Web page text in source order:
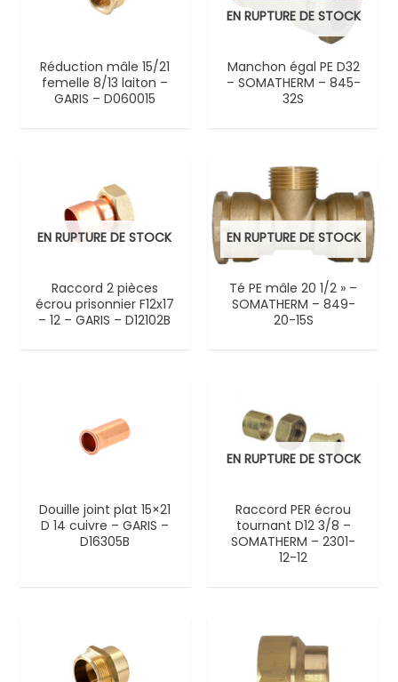
Réduction mâle 15/21
femelle 8/13 laiton –
GARIS – D060015
EN RUPTURE DE STOCK
Manchon égal PE D32
– SOMATHERM – 845-
32S
EN RUPTURE DE STOCK
Raccord 2 pièces
écrou prisonnier F12x17
– 12 – GARIS – D12102B
EN RUPTURE DE STOCK
Té PE mâle 20 1/2 » –
SOMATHERM – 849-
20-15S
Douille joint plat 15×21
D 14 cuivre – GARIS –
D16305B
EN RUPTURE DE STOCK
Raccord PER écrou
tournant D12 3/8 –
SOMATHERM – 2301-
12-12